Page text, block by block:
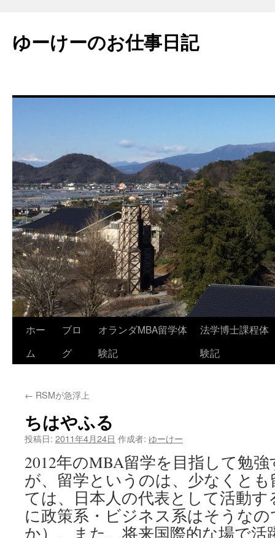
ゆーけーのお仕事日記
ン
ツ
へ
ス
キ
ッ
ホー
ム
ブロ
グ
オランダMBA留学体
験記
法学博士課程体
験記
← RSMが急浮上
ちはやふる
投稿日: 2011年4月24日 作成者: ゆーけー
2012年のMBA留学を目指して勉
が、留学というのは、少なくと
ては、日本人の代表として活動
に政策系・ビジネス系はそうな
か）、また、将来国際的な場で活